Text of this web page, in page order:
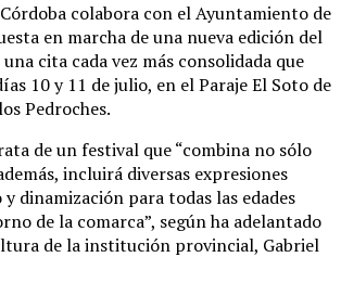
colabora con el Ayuntamiento de
en marcha de una nueva edición del
una cita cada vez más consolidada que
10 y 11 de julio, en el Paraje El Soto de
Pedroches.
de un festival que “combina no sólo
incluirá diversas expresiones
dinamización para todas las edades
de la comarca”, según ha adelantado
de la institución provincial, Gabriel